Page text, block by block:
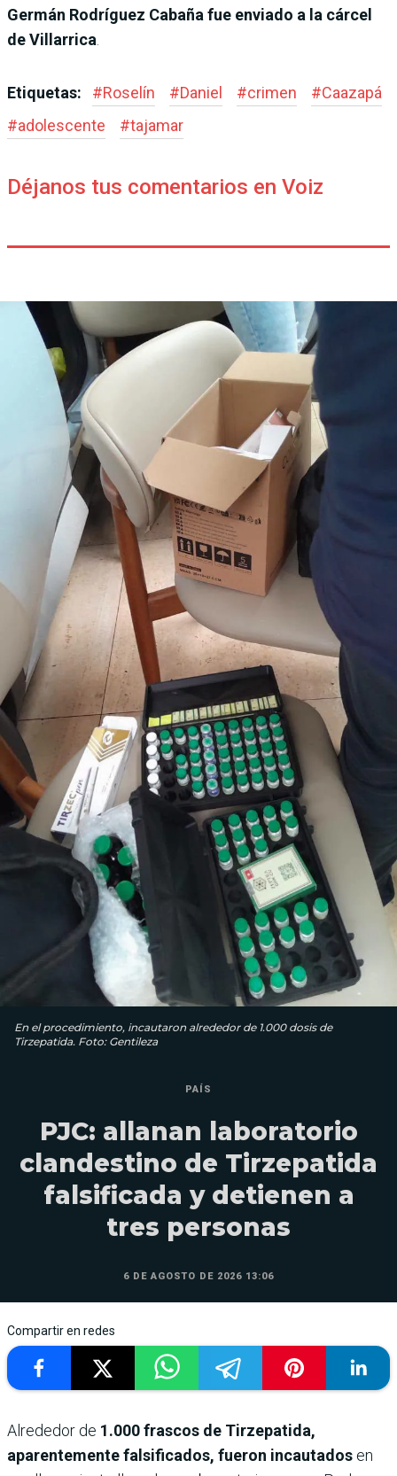
Germán Rodríguez Cabaña fue enviado a la cárcel
de Villarrica
Etiquetas: #Roselín #Daniel #crimen #Caazapá
#adolescente #tajamar
Déjanos tus comentarios en Voiz
En el procedimiento, incautaron alrededor de 1.000 dosis de
Tirzepatida. Foto: Gentileza
PAÍS
PJC: allanan laboratorio
clandestino de Tirzepatida
falsificada y detienen a
tres personas
6 DE AGOSTO DE 2026 13:06
Compartir en redes
Alrededor de 1.000 frascos de Tirzepatida,
aparentemente falsificados, fueron incautados en